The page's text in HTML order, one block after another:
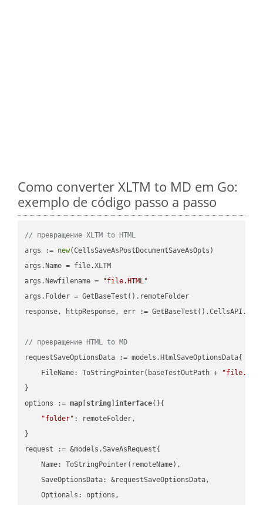
Como converter XLTM to MD em Go:
exemplo de código passo a passo
// превращение XLTM to HTML
args := new(CellsSaveAsPostDocumentSaveAsOpts)
args.Name = file.XLTM
args.Newfilename =
"file.HTML"
args.Folder = GetBaseTest().remoteFolder
response, httpResponse, err :=
// превращение HTML to MD
requestSaveOptionsData := models.HtmlSaveOptionsData{
    FileName: ToStringPointer(baseTestOutPath +
}
options := map string ]interface{}{
"folder" : remoteFolder,
}
request := &models.SaveAsRequest{
    Name: ToStringPointer(remoteName),
    SaveOptionsData: &requestSaveOptionsData,
    Optionals: options,